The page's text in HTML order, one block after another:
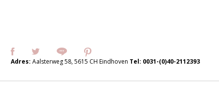
Adres:Aalsterweg 58, 5615 CH Eindhoven Tel: 0031-(0)40-2112393